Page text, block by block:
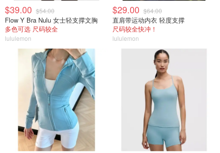
$39.00 $54.00
Flow Y Bra Nulu 女士轻支撑文胸
多色可选 尺码较全
lululemon
$29.00 $64.00
直肩带运动内衣 轻度支撑
尺码较全快冲！
lululemon